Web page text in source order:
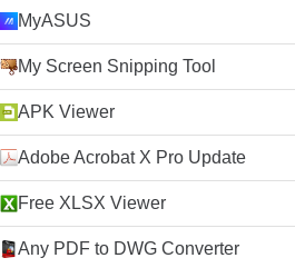
MyASUS
My Screen Snipping Tool
APK Viewer
Adobe Acrobat X Pro Update
Free XLSX Viewer
Any PDF to DWG Converter